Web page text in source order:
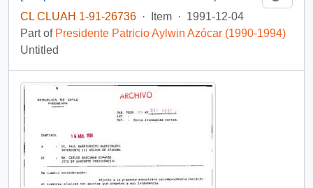
CL CLUAH 1-91-26736 · Item · 1991-12-04
Part of Presidente Patricio Aylwin Azócar (1990-1994)
Untitled